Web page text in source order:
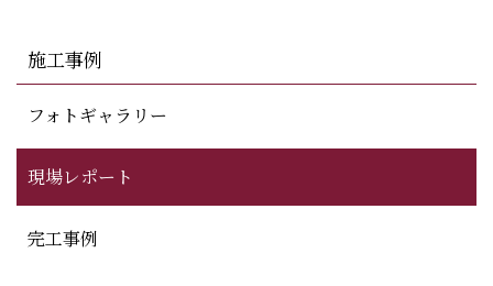
施工事例
フォトギャラリー
現場レポート
完工事例